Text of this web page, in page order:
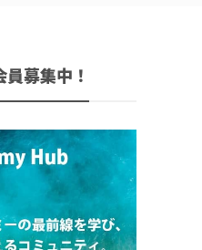
募集中！